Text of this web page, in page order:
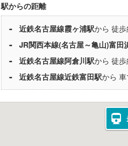
駅からの距離
近鉄名古屋線霞ヶ浦駅から 徒
JR関西本線(名古屋～亀山)富田
近鉄名古屋線阿倉川駅から 徒
近鉄名古屋線近鉄富田駅から